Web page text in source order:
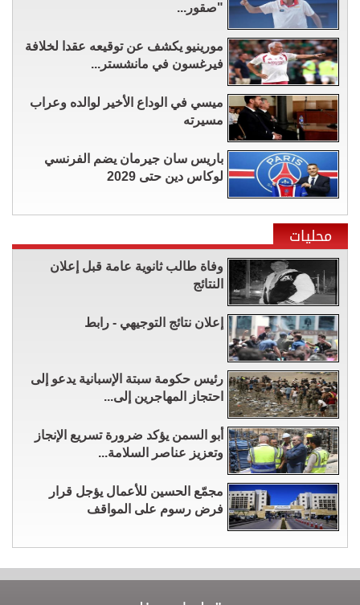
"صقور...
مورينيو يكشف عن توقيعه عقدا لخلافة
فيرغسون في مانشستر...
ميسي في الوداع الأخير لوالده وعراب
مسيرته
باريس سان جيرمان يضم الفرنسي
لوكاس دين حتى 2029
محليات
وفاة طالب ثانوية عامة قبل إعلان
النتائج
إعلان نتائج التوجيهي - رابط
رئيس حكومة سبتة الإسبانية يدعو إلى
احتجاز المهاجرين إلى...
أبو السمن يؤكد ضرورة تسريع الإنجاز
وتعزيز عناصر السلامة...
مجمّع الحسين للأعمال يؤجل قرار
فرض رسوم على المواقف